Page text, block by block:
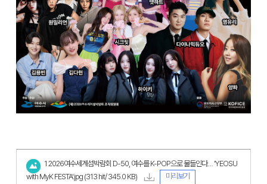
1 2026여수세계섬박람회 D-50, 여수를 K-POP으로 물들인다… 'YEOSU
with MyK FESTA'.jpg (313 hit/ 345.0 KB) 미리보기